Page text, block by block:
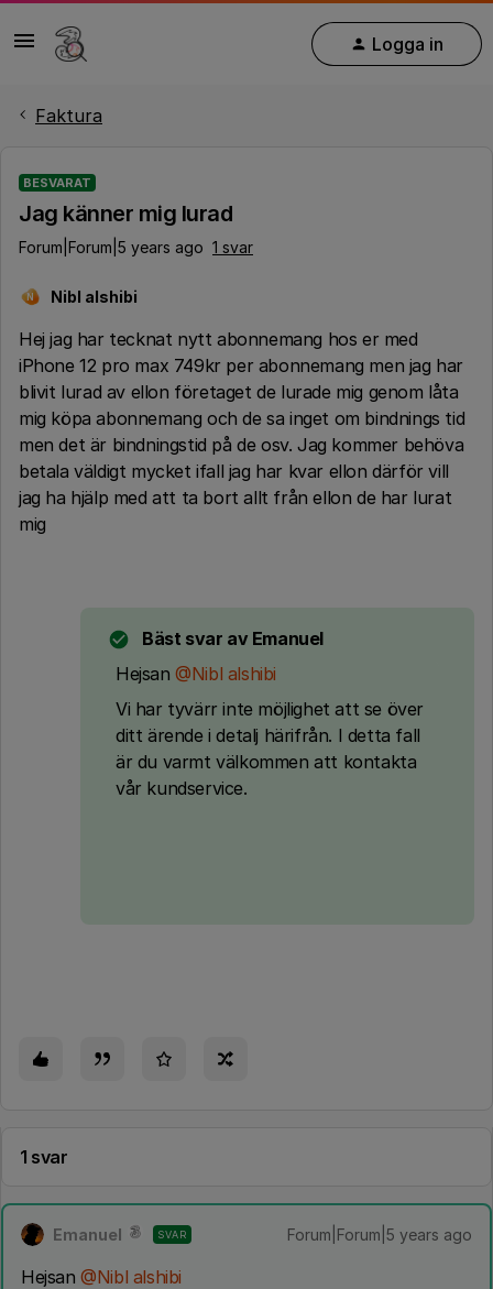
Logga in
Faktura
BESVARAT
Jag känner mig lurad
Forum|Forum|5 years ago 1 svar
N Nibl alshibi
Hej jag har tecknat nytt abonnemang hos er med
iPhone 12 pro max 749kr per abonnemang men jag har
blivit lurad av ellon företaget de lurade mig genom låta
mig köpa abonnemang och de sa inget om bindnings tid
men det är bindningstid på de osv. Jag kommer behöva
betala väldigt mycket ifall jag har kvar ellon därför vill
jag ha hjälp med att ta bort allt från ellon de har lurat
mig
Bäst svar av Emanuel
Hejsan@Nibl alshibi
Vi har tyvärr inte möjlighet att se över
ditt ärende i detalj härifrån. I detta fall
är du varmt välkommen att kontakta
vår kundservice.
1 svar
Emanuel SVAR Forum|Forum|5 years ago
Hejsan@Nibl alshibi